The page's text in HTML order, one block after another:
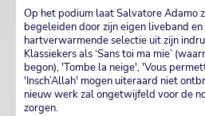
Op het podium laat Salvatore Adamo
begeleiden door zijn eigen liveband
hartverwarmende selectie uit zijn
Klassiekers als ‘Sans toi ma mie’
begon), 'Tombe la neige', 'Vous
'Insch’Allah' mogen uiteraard niet
nieuw werk zal ongetwijfeld voor de
zorgen.